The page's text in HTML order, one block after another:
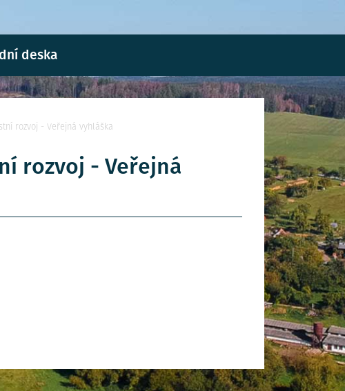
deska
rozvoj - Veřejná vyhláška
rozvoj - Veřejná